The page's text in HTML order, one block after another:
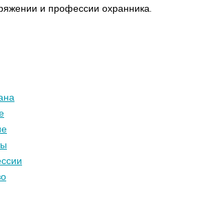
и профессии охранника.